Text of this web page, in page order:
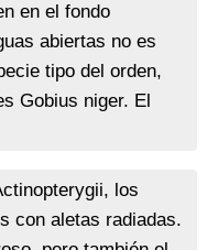
en el fondo
abiertas no es
tipo del orden,
Gobius niger. El
los
con aletas radiadas.